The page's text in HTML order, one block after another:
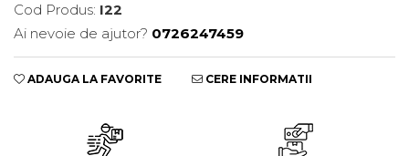
Cod Produs: I22
Ai nevoie de ajutor? 0726247459
ADAUGA LA FAVORITE CERE INFORMATII